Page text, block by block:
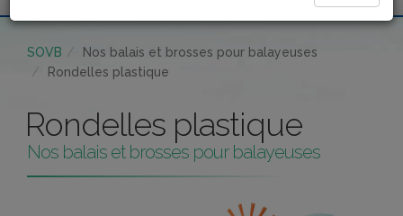
SOVB
Nos balais et brosses pour balayeuses
Rondelles plastique
Rondelles plastique
Nos balais et brosses pour balayeuses